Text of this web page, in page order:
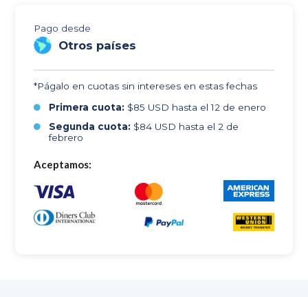
Pago desde
Otros países
*Págalo en cuotas sin intereses en estas fechas
Primera cuota:$85 USD hasta el 12 de enero
Segunda cuota:$84 USD hasta el 2 de
febrero
Aceptamos: